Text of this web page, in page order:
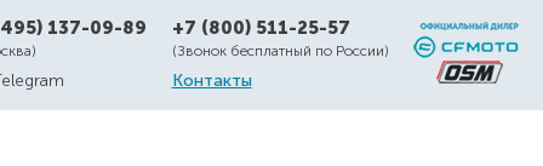
137-09-89 +7 (800) 511-25-57
(Звонок бесплатный по России)
Контакты